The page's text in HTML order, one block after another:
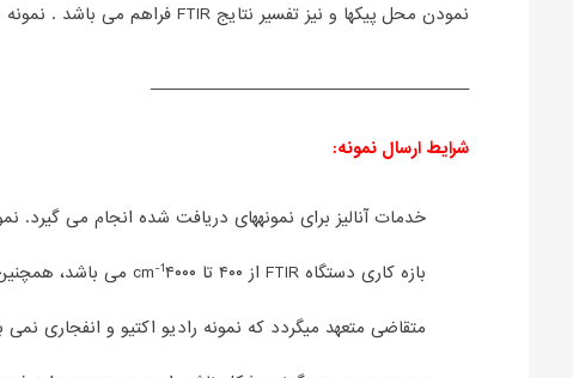
نمودن محل پیکها و نیز تفسیر نتایج FTIR فراهم می باشد . نمونه های پودری آنالیز FTIR باید دارای حداقل وزن 50 میلی گرم و نمونه های محلول باید دارای حداقل حجم یک سی سی باشند.
شرایط ارسال نمونه:
خدمات آنالیز برای نمونه­های دریافت شده انجام می گیرد.
بازه کاری دستگاه FTIR از ۴۰۰ تا cm -1۴۰۰۰ می باشد، همچنین بازه کاری ATR آن از 400 تا cm
متقاضی متعهد می­گردد که نمونه رادیو اکتیو و انفجاری